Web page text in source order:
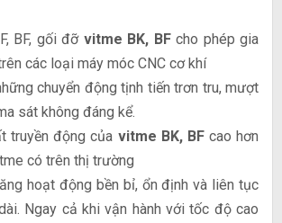
gối đỡ vitme BK, BFcho phép gia
các loại máy móc CNC cơ khí
chuyển động tịnh tiến trơn tru, mượt
sát không đáng kể.
động của vitme BK, BF cao hơn
có trên thị trường
hoạt động bền bỉ, ổn định và liên tục
Ngay cả khi vận hành với tốc độ cao